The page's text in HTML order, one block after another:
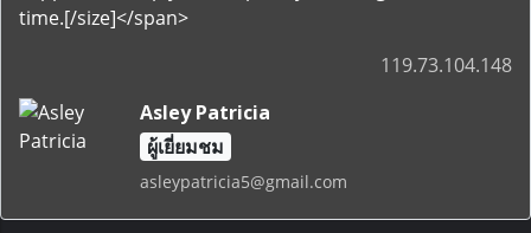
time.[/size]</span>
119.73.104.148
Asley Patricia
ผู้เยี่ยมชม
asleypatricia5@gmail.com